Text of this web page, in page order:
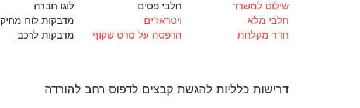
שילוט למשרד
חלבי מלא
חדר מקלחת
חלבי פסים
ויטראז’ים
הדפסה על סרט שקוף
לֹוגו חברה
מדבקות לוח מחיק
מדבקות לרכב
דרישות כלליות להגשת קבצים לדפוס רחב להורדה